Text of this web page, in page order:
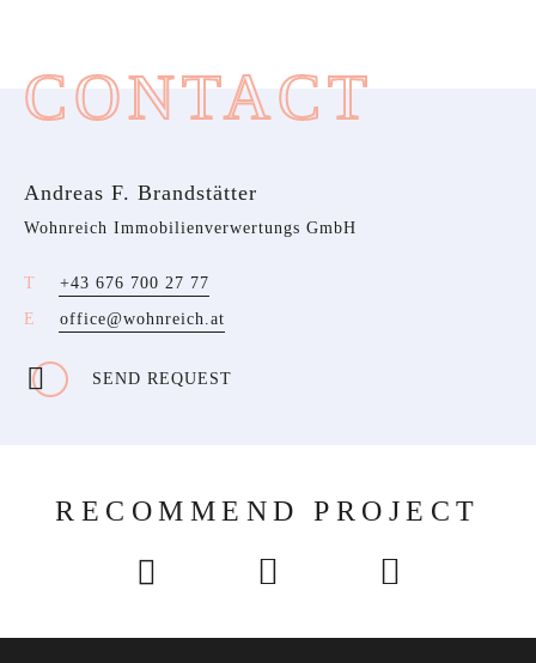
CONTACT
Andreas F. Brandstätter
Wohnreich Immobilienverwertungs GmbH
+43 676 700 27 77
office@wohnreich.at
SEND REQUEST
RECOMMEND PROJECT